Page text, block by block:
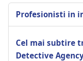
Profesionisti in
Cel mai subtire
Detective